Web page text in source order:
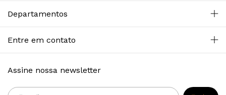
Departamentos
Entre em contato
Assine nossa newsletter